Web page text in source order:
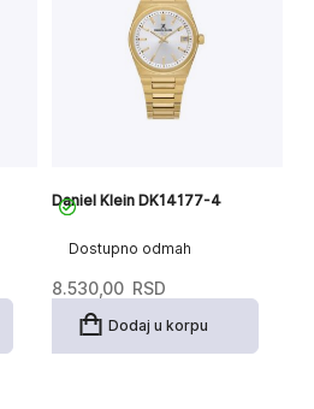
Dostupno odmah
Daniel Klein DK14177-4
8.530,00 RSD
Dodaj u korpu